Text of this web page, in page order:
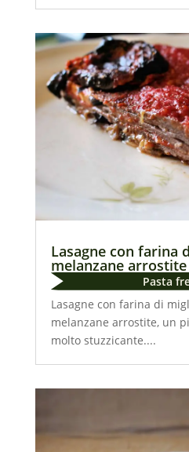
Lasagne con farina
melanzane arrostite
Pasta
Lasagne con farina di
melanzane arrostite, un
molto stuzzicante....